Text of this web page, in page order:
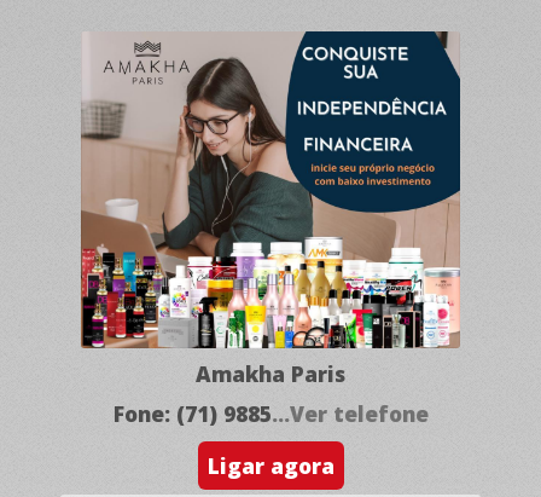
Amakha Paris
Fone: (71) 9885...Ver telefone
Ligar agora